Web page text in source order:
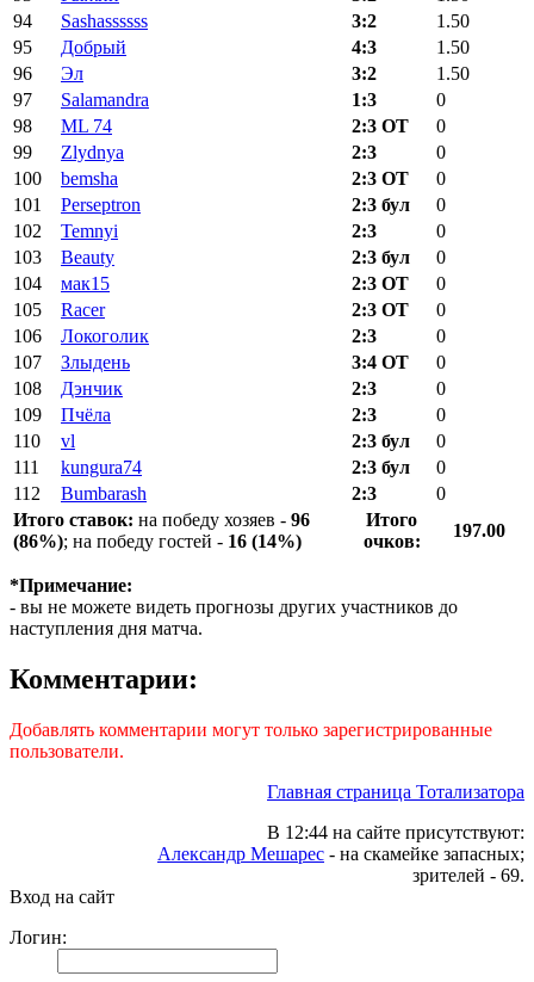
94
Sashassssss 3:2
1.50
95
Добрый 4:3
1.50
96
Эл 3:2
1.50
97
Salamandra 1:3
0
98
ML 74 2:3 ОТ
0
99
Zlydnya 2:3
0
100
bemsha 2:3 ОТ
0
101
Perseptron 2:3 бул
0
102
Temnyi 2:3
0
103
Beauty 2:3 бул
0
104
мак15 2:3 ОТ
0
105
Racer 2:3 ОТ
0
106
Локоголик 2:3
0
107
Злыдень 3:4 ОТ
0
108
Дэнчик 2:3
0
109
Пчёла 2:3
0
110
vl 2:3 бул
0
111
kungura74 2:3 бул
0
112
Bumbarash 2:3
0
Итого ставок: на победу хозяев - 96
(86%); на победу гостей - 16 (14%)
Итого
очков:
197.00
*Примечание:
- вы не можете видеть прогнозы других участников до
наступления дня матча.
Комментарии:
Добавлять комментарии могут только зарегистрированные
пользователи.
Главная страница Тотализатора
В 12:44 на сайте присутствуют:
Александр Мешарес - на скамейке запасных;
зрителей - 69.
Вход на сайт
Логин: